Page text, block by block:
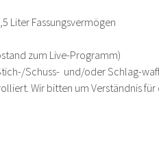
Liter Fassungsvermögen
zum Live-Programm)
Schuss-  und/oder Schlag-
Wir bitten um Verständnis für